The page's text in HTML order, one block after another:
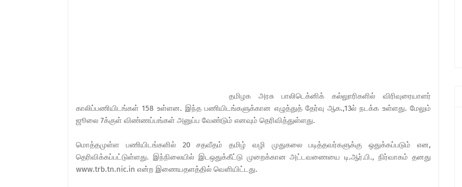
தமிழக அரசு பாலிடெக்னிக் கல்லுாரிகளில் விரிவுரையாளர்
காலிப்பணியிடங்கள் 158 உள்ளன. இந்த பணியிடங்களுக்கான எழுத்துத் தேர்வு ஆக.,13ல் நடக்க உள்ளது. மேலும்
ஜூலை 7க்குள் விண்ணப்பங்கள் அனுப்ப வேண்டும் எனவும் தெரிவித்துள்ளது.
மொத்தமுள்ள பணியிடங்களில் 20 சதவீதம் தமிழ் வழி முதுகலை படித்தவர்களுக்கு ஒதுக்கப்படும் என,
தெரிவிக்கப்பட்டுள்ளது. இந்நிலையில் இடஒதுக்கீட்டு முறைக்கான அட்டவணையை டி.ஆர்.பி., நிர்வாகம் தனது
www.trb.tn.nic.in என்ற இணையதளத்தில் வெளியிட்டது.